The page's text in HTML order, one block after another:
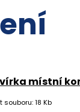
6-1998.pdf
Dokument Adobe
Stáhnout
Dokument Adobe
Stáhnout
11-1998.pdf
místní
souboru: 18 Kb